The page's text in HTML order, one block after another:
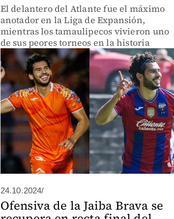
El delantero del Atlante fue el máximo
anotador en la Liga de Expansión,
mientras los tamaulipecos vivieron uno
de sus peores torneos en la historia
24.10.2024/
Ofensiva de la Jaiba Brava se